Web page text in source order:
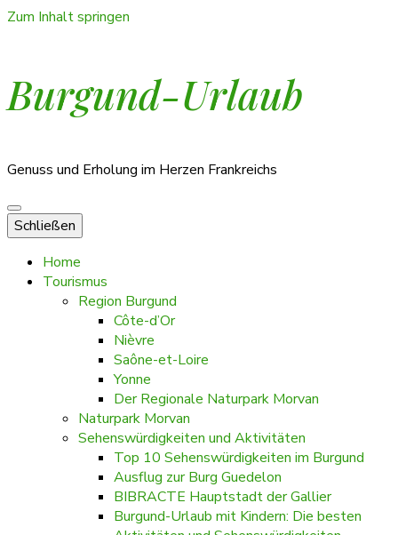
Zum Inhalt springen
Burgund-Urlaub
Genuss und Erholung im Herzen Frankreichs
Schließen
Home
Tourismus
Region Burgund
Côte-d’Or
Nièvre
Saône-et-Loire
Yonne
Der Regionale Naturpark Morvan
Naturpark Morvan
Sehenswürdigkeiten und Aktivitäten
Top 10 Sehenswürdigkeiten im Burgund
Ausflug zur Burg Guedelon
BIBRACTE Hauptstadt der Gallier
Burgund-Urlaub mit Kindern: Die besten